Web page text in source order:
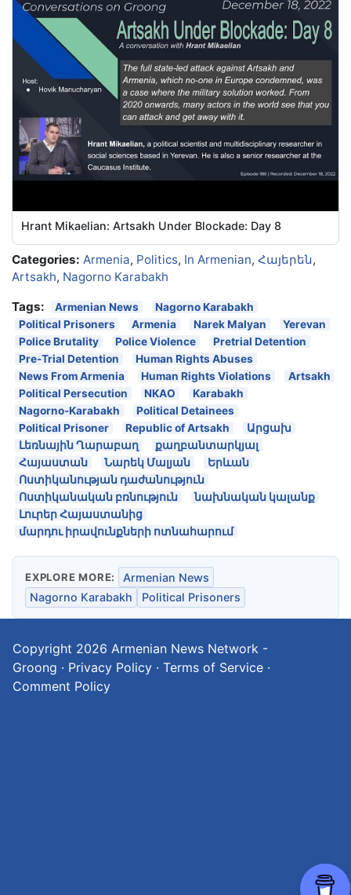
Hrant Mikaelian: Artsakh Under Blockade: Day 8
Categories: Armenia, Politics, In Armenian, Հայերեն,
Artsakh, Nagorno Karabakh
Tags:
Armenian News
Nagorno Karabakh
Political Prisoners
Armenia Narek Malyan
Yerevan
Police Brutality
Police Violence
Pretrial Detention
Pre-Trial Detention
Human Rights Abuses
News From Armenia
Human Rights Violations
Artsakh
Political Persecution
NKAO
Karabakh
Nagorno-Karabakh
Political Detainees
Political Prisoner
Republic of Artsakh
Արցախ
Լեռնային Ղարաբաղ
քաղբանտարկյալ
Հայաստան
Նարեկ Մալյան
Երևան
Ոստիկանության դաժանություն
Ոստիկանական բռնություն
նախնական կալանք
Լուրեր Հայաստանից
մարդու իրավունքների ոտնահարում
EXPLORE MORE:
Armenian News
Nagorno Karabakh
Political Prisoners
Copyright 2026 Armenian News Network -
Groong · Privacy Policy · Terms of Service ·
Comment Policy